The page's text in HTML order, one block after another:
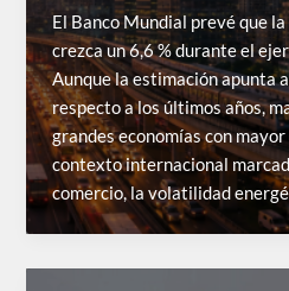
El Banco Mundial prevé que
crezca un 6,6 % durante el
Aunque la estimación apunta
respecto a los últimos años,
grandes economías con
contexto internacional
comercio, la volatilidad